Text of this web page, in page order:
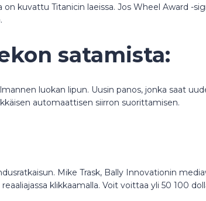
kuvattu Titanicin laeissa. Jos Wheel Award -
satamista:
luokan lipun. Uusin panos, jonka saat
automaattisen siirron suorittamisen.
Mike Trask, Bally Innovationin
klikkaamalla. Voit voittaa yli 50 100